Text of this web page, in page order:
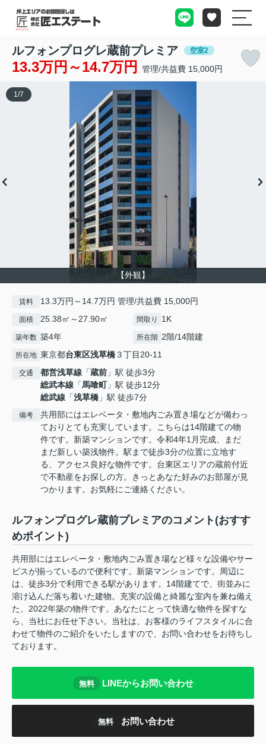
ルフォンプログレ蔵前プレミア 空室2
13.3万円～14.7万円 管理/共益費 15,000円
【外観】
1 /7
賃料 13.3万円～14.7万円 管理/共益費 15,000円
面積 25.38㎡～27.90㎡ 間取り 1K
築年数 築4年 所在階 2階/14階建
所在地 東京都台東区浅草橋３丁目20-11
交通 都営浅草線 「蔵前 」駅 徒歩3分
総武本線 「馬喰町」駅 徒歩12分
総武線 「浅草橋 」駅 徒歩7分
備考
共用部にはエレベータ・敷地内ごみ置き場などが備わっ
ておりとても充実しています。こちらは14階建ての物
件です。新築マンションです。令和4年1月完成、まだ
まだ新しい築浅物件。駅まで徒歩3分の位置に立地す
る、アクセス良好な物件です。台東区エリアの蔵前付近
で不動産をお探しの方。きっとあなた好みのお部屋が見
つかります。お気軽にご連絡ください。
ルフォンプログレ蔵前プレミアのコメント(おすす
めポイント)
共用部にはエレベータ・敷地内ごみ置き場など様々な設備やサー
ビスが揃っているので便利です。新築マンションです。周辺に
は、徒歩3分で利用できる駅があります。14階建てで、街並みに
溶け込んだ落ち着いた建物。充実の設備と綺麗な室内を兼ね備え
た、2022年築の物件です。あなたにとって快適な物件を探すな
ら、当社にお任せ下さい。当社は、お客様のライフスタイルに合
わせて物件のご紹介をいたしますので、お問い合わせをお待ちし
ております。
無料 LINEからお問い合わせ
無料 お問い合わせ